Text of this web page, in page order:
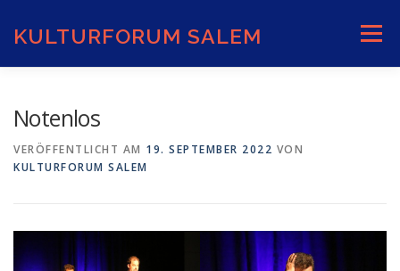
springen
KULTURFORUM SALEM Menü
INFORMATIONEN
Notenlos
VERÖFFENTLICHT AM 19. SEPTEMBER 2022 VON
KULTURFORUM SALEM